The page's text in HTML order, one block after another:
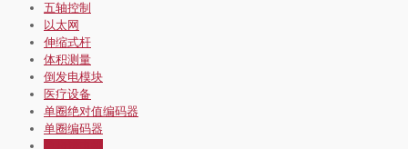
五轴控制
以太网
伸缩式杆
体积测量
倒发电模块
医疗设备
单圈绝对值编码器
单圈编码器